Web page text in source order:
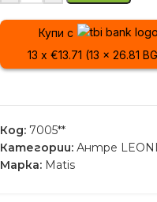
Купи с
13 x €13.71 (13 x 26.81
Код: 7005**
Категории: Антре
Марка: Matis